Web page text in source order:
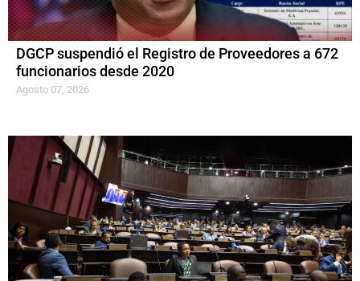
DGCP suspendió el Registro de Proveedores a 672
funcionarios desde 2020
Agosto 07, 2026